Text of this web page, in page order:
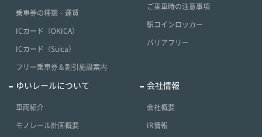
乗車券の種類・運賃
ICカード（OKICA）
ICカード（Suica）
フリー乗車券＆割引施設案内
ご乗車時の注意事項
駅コインロッカー
バリアフリー
ゆいレールについて
車両紹介
モノレール計画概要
会社情報
会社概要
IR情報